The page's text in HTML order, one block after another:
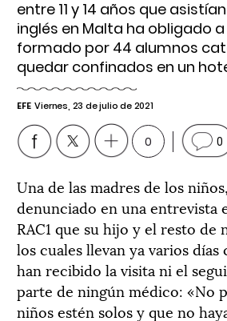
entre 11 y 14 años que
inglés en Malta ha obligado
formado por 44 alumnos
quedar confinados en un
EFE Viernes, 23 de julio de 2021
0 0
Una de las madres de los
denunciado en una entrevista
RAC1 que su hijo y el resto de
los cuales llevan ya varios
han recibido la visita ni el
parte de ningún médico: «No
niños estén solos y que no